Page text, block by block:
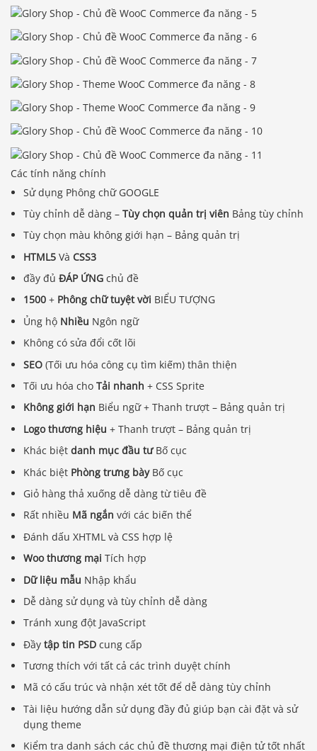
Các tính năng chính
Sử dụng Phông chữ GOOGLE
Tùy chỉnh dễ dàng –Tùy chọn quản trị viên Bảng tùy chỉnh
Tùy chọn màu không giới hạn – Bảng quản trị
HTML5 Và CSS3
đầy đủĐÁP ỨNG chủ đề
1500 + Phông chữ tuyệt vời BIỂU TƯỢNG
Ủng hộ Nhiều Ngôn ngữ
Không có sửa đổi cốt lõi
SEO (Tối ưu hóa công cụ tìm kiếm) thân thiện
Tối ưu hóa choTải nhanh + CSS Sprite
Không giới hạn Biểu ngữ + Thanh trượt – Bảng quản trị
Logo thương hiệu + Thanh trượt – Bảng quản trị
Khác biệtdanh mục đầu tưBố cục
Khác biệt Phòng trưng bàyBố cục
Giỏ hàng thả xuống dễ dàng từ tiêu đề
Rất nhiều Mã ngắn với các biến thể
Đánh dấu XHTML và CSS hợp lệ
Woo thương mại Tích hợp
Dữ liệu mẫu Nhập khẩu
Dễ dàng sử dụng và tùy chỉnh dễ dàng
Tránh xung đột JavaScript
Đầytập tin PSD cung cấp
Tương thích với tất cả các trình duyệt chính
Mã có cấu trúc và nhận xét tốt để dễ dàng tùy chỉnh
Tài liệu hướng dẫn sử dụng đầy đủ giúp bạn cài đặt và sử
dụng theme
Kiểm tra danh sách các chủ đề thương mại điện tử tốt nhất